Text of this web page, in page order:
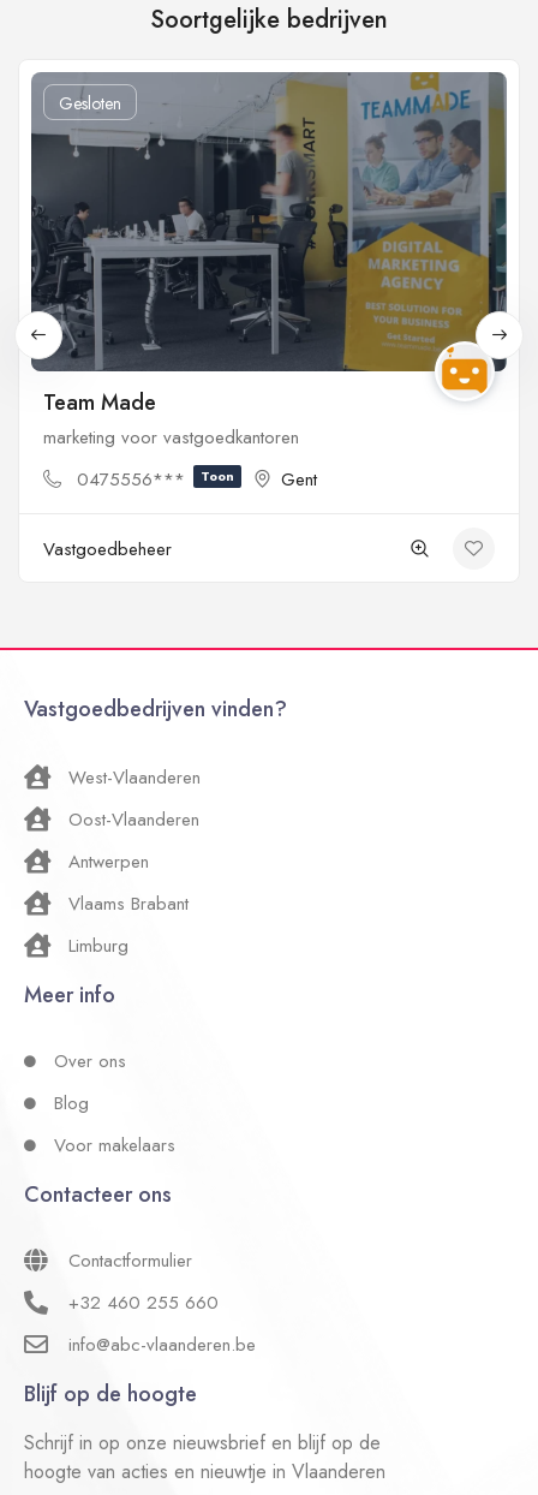
Soortgelijke bedrijven
Gesloten
Team Made
marketing voor vastgoedkantoren
0475556***
Toon Gent
Vastgoedbeheer
Vastgoedbedrijven vinden?
West-Vlaanderen
Oost-Vlaanderen
Antwerpen
Vlaams Brabant
Limburg
Meer info
Over ons
Blog
Voor makelaars
Contacteer ons
Contactformulier
+32 460 255 660
info@abc-vlaanderen.be
Blijf op de hoogte
Schrijf in op onze nieuwsbrief en blijf op de
hoogte van acties en nieuwtje in Vlaanderen